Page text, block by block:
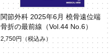
関節外科 2025年6月 橈骨遠位端
骨折の最前線（Vol.44 No.6）
2,750円 （税込み）